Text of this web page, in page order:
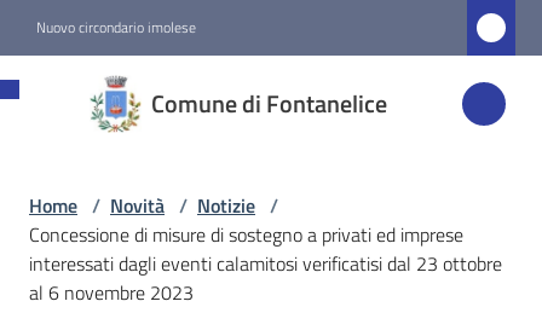
Nuovo circondario imolese
Comune di Fontanelice
Fontanelice
Amministrazione
Novità
Home / Novità / Notizie /
Concessione di misure di sostegno a privati ed imprese
interessati dagli eventi calamitosi verificatisi dal 23 ottobre
al 6 novembre 2023